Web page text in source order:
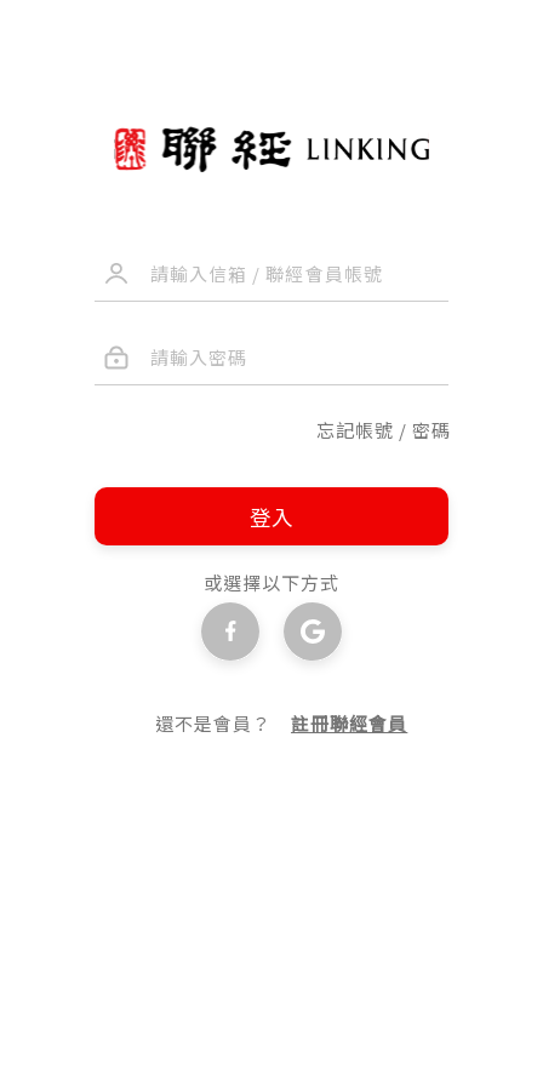
忘記帳號 / 密碼
登入
或選擇以下方式
還不是會員？註冊聯經會員